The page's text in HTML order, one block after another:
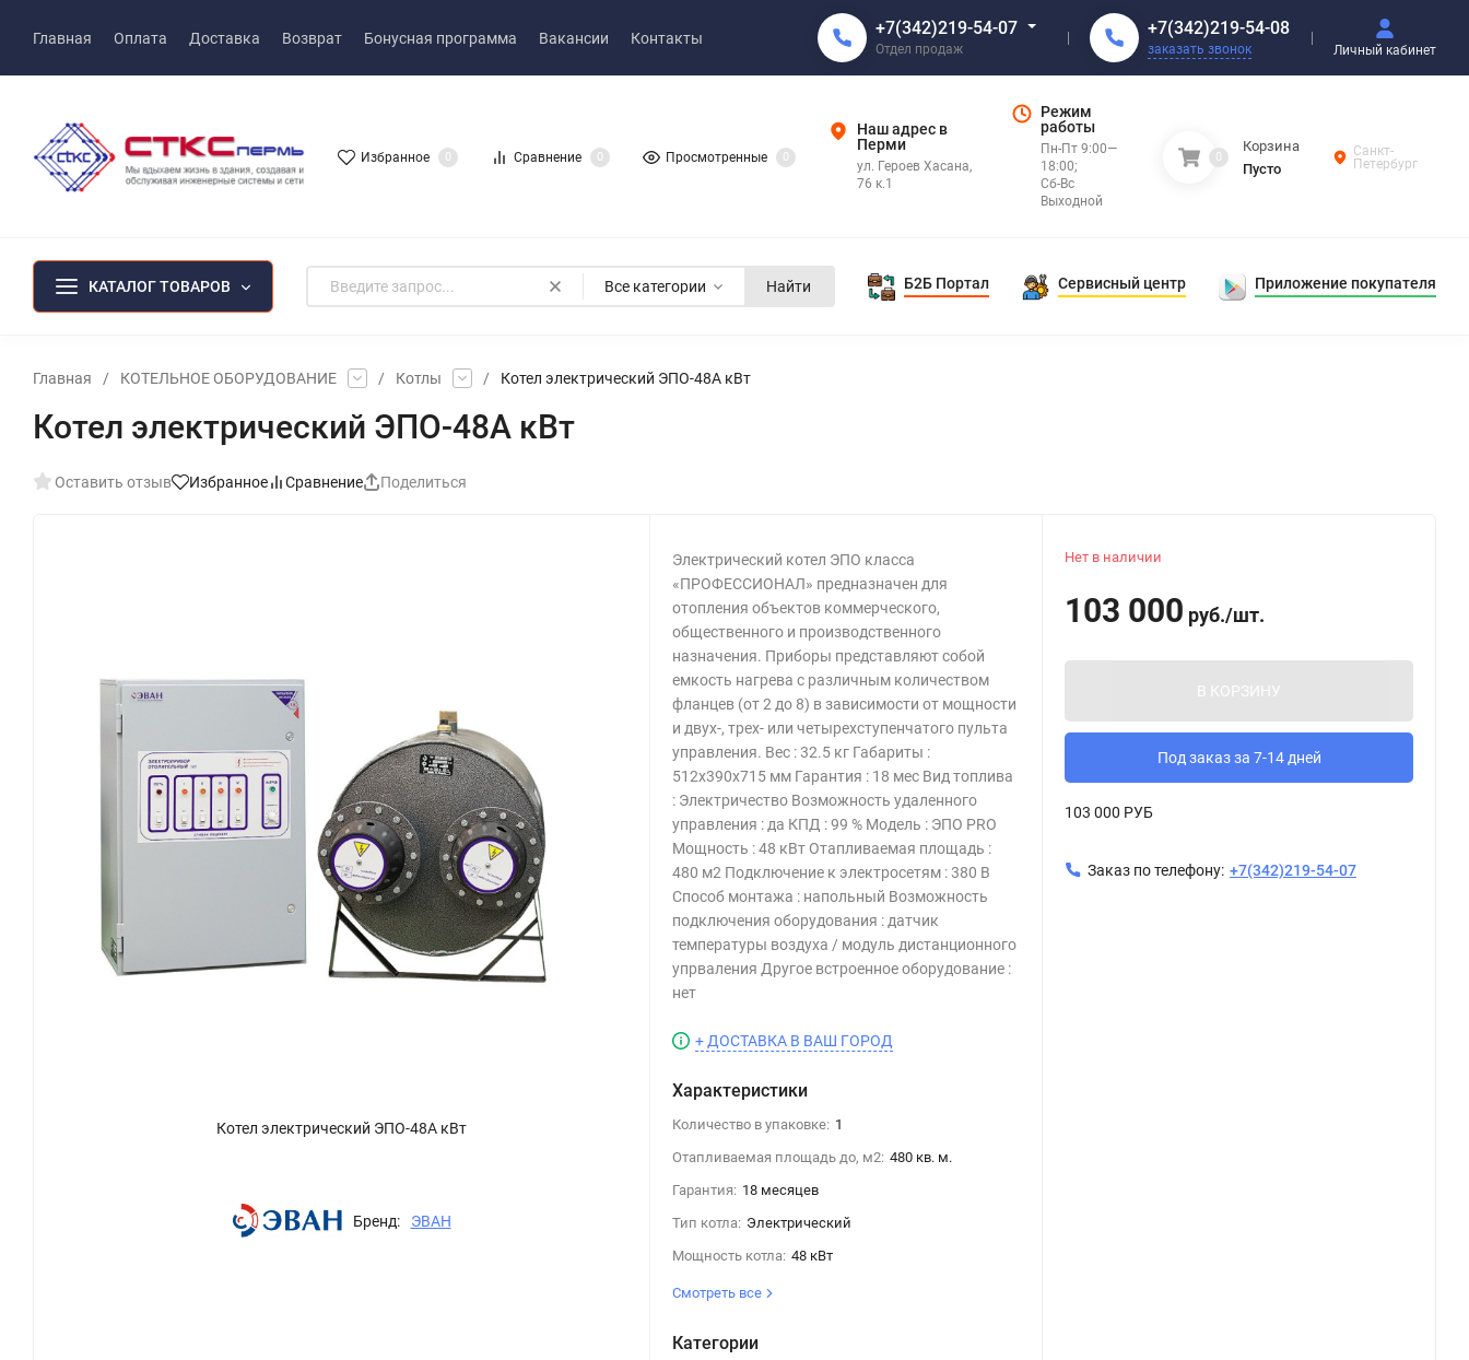
Главная Оплата Доставка Возврат Бонусная программа Вакансии Контакты +7(342)219-54-07
Отдел продаж
+7(342)219-54-08
заказать звонок Личный кабинет
Избранное 0 Сравнение 0 Просмотренные 0
Наш адрес в
Перми
ул. Героев Хасана,
76 к.1
Режим
работы
Пн-Пт 9:00—
18:00;
Сб-Вс
Выходной
0
Корзина
Пусто
Санкт-
Петербург
КАТАЛОГ ТОВАРОВ Все категории Найти Б2Б Портал Сервисный центр Приложение покупателя
Главная / КОТЕЛЬНОЕ ОБОРУДОВАНИЕ / Котлы / Котел электрический ЭПО-48А кВт
Котел электрический ЭПО-48А кВт
Оставить отзыв Избранное Сравнение Поделиться
Котел электрический ЭПО-48А кВт
Бренд: ЭВАН
Электрический котел ЭПО класса
«ПРОФЕССИОНАЛ» предназначен для
отопления объектов коммерческого,
общественного и производственного
назначения. Приборы представляют собой
емкость нагрева с различным количеством
фланцев (от 2 до 8) в зависимости от мощности
и двух-, трех- или четырехступенчатого пульта
управления. Вес : 32.5 кг Габариты :
512х390х715 мм Гарантия : 18 мес Вид топлива
: Электричество Возможность удаленного
управления : да КПД : 99 % Модель : ЭПО PRO
Мощность : 48 кВт Отапливаемая площадь :
480 м2 Подключение к электросетям : 380 В
Способ монтажа : напольный Возможность
подключения оборудования : датчик
температуры воздуха / модуль дистанционного
упрваления Другое встроенное оборудование :
нет
+ ДОСТАВКА В ВАШ ГОРОД
Характеристики
Количество в упаковке: 1
Отапливаемая площадь до, м2: 480 кв. м.
Гарантия: 18 месяцев
Тип котла: Электрический
Мощность котла: 48 кВт
Смотреть все
Категории
Нет в наличии
103 000 руб./шт.
В КОРЗИНУ
Под заказ за 7-14 дней
103 000 РУБ
Заказ по телефону: +7(342)219-54-07